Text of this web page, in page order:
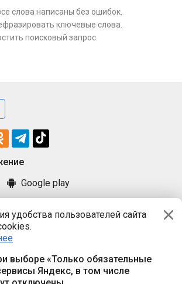
удобства пользователей сайта
выборе «Только обязательные
Яндекс, в том числе
слова написаны без ошибок.
ключевые слова.
поисковый запрос.
Google play
предложений
ООО «ПРАЦА БАЙ»
220114, г. Минск, пр-т Независимости